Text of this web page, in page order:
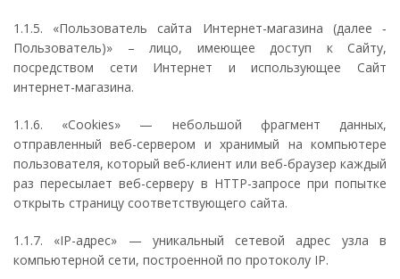
1.1.5. «Пользователь сайта Интернет-магазина (далее ‑
Пользователь)» – лицо, имеющее доступ к Сайту,
посредством сети Интернет и использующее Сайт
интернет-магазина.
1.1.6. «Cookies» — небольшой фрагмент данных,
отправленный веб-сервером и хранимый на компьютере
пользователя, который веб-клиент или веб-браузер каждый
раз пересылает веб-серверу в HTTP-запросе при попытке
открыть страницу соответствующего сайта.
1.1.7. «IP-адрес» — уникальный сетевой адрес узла в
компьютерной сети, построенной по протоколу IP.